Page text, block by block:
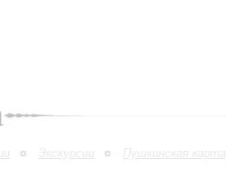
Экскурсии Пушкинская карта